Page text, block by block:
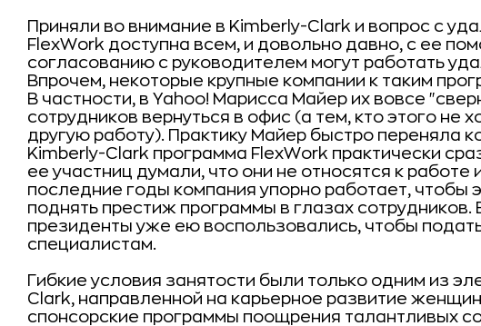
Приняли во внимание в Kimberly-Clark и вопрос с
FlexWork доступна всем, и довольно давно, с ее
согласованию с руководителем могут работать
Впрочем, некоторые крупные компании к таким
В частности, в Yahoo! Марисса Майер их вовсе
сотрудников вернуться в офис (а тем, кто этого не
другую работу). Практику Майер быстро переняла
Kimberly-Clark программа FlexWork практически
ее участниц думали, что они не относятся к работе
последние годы компания упорно работает, чтобы
поднять престиж программы в глазах сотрудников.
президенты уже ею воспользовались, чтобы
специалистам.
Гибкие условия занятости были только одним из
Clark, направленной на карьерное развитие
спонсорские программы поощрения талантливых